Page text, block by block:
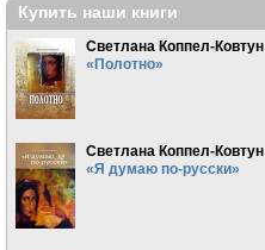
Купить наши книги
Светлана Коппел-Ковтун
«Полотно»
Светлана Коппел-Ковтун
«Я думаю по-русски»